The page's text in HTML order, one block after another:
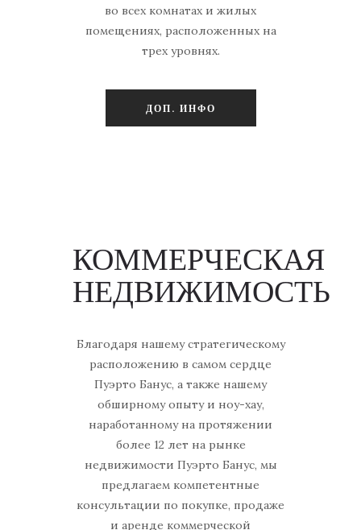
во всех комнатах и жилых
помещениях, расположенных на
трех уровнях.
ДОП. ИНФО
КОММЕРЧЕСКАЯ
НЕДВИЖИМОСТЬ
Благодаря нашему стратегическому
расположению в самом сердце
Пуэрто Банус, а также нашему
обширному опыту и ноу-хау,
наработанному на протяжении
более 12 лет на рынке
недвижимости Пуэрто Банус, мы
предлагаем компетентные
консультации по покупке, продаже
и аренде коммерческой